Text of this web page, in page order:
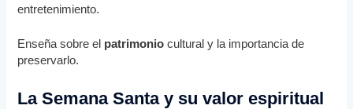
entretenimiento.
Enseña sobre el patrimonio cultural y la importancia de
preservarlo.
La Semana Santa y su valor espiritual